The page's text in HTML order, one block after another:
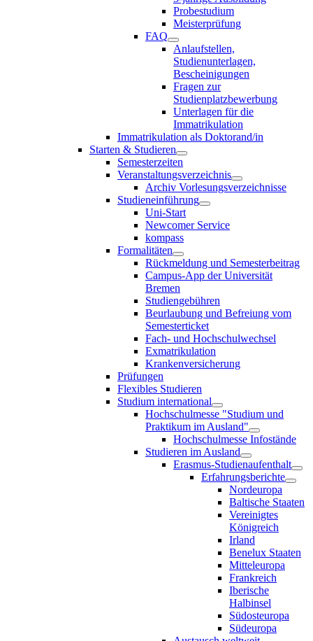
Probestudium
Meisterprüfung
FAQ
Anlaufstellen,
Studienunterlagen,
Bescheinigungen
Fragen zur
Studienplatzbewerbung
Unterlagen für die
Immatrikulation
Immatrikulation als Doktorand/in
Starten & Studieren
Semesterzeiten
Veranstaltungsverzeichnis
Archiv Vorlesungsverzeichnisse
Studieneinführung
Uni-Start
Newcomer Service
kompass
Formalitäten
Rückmeldung und Semesterbeitrag
Campus-App der Universität
Bremen
Studiengebühren
Beurlaubung und Befreiung vom
Semesterticket
Fach- und Hochschulwechsel
Exmatrikulation
Krankenversicherung
Prüfungen
Flexibles Studieren
Studium international
Hochschulmesse "Studium und
Praktikum im Ausland"
Hochschulmesse Infostände
Studieren im Ausland
Erasmus-Studienaufenthalt
Erfahrungsberichte
Nordeuropa
Baltische Staaten
Vereinigtes
Königreich
Irland
Benelux Staaten
Mitteleuropa
Frankreich
Iberische
Halbinsel
Südosteuropa
Südeuropa